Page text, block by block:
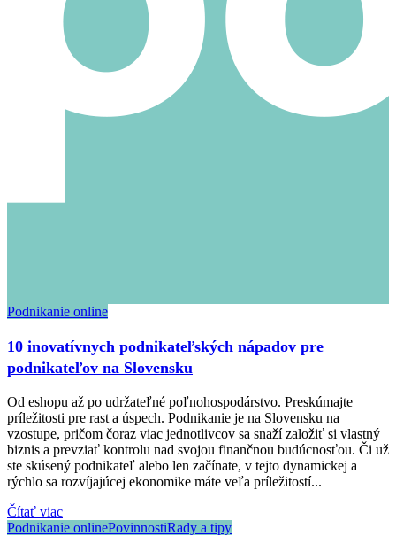
Podnikanie online
10 inovatívnych podnikateľských nápadov pre
podnikateľov na Slovensku
Od eshopu až po udržateľné poľnohospodárstvo. Preskúmajte
príležitosti pre rast a úspech. Podnikanie je na Slovensku na
vzostupe, pričom čoraz viac jednotlivcov sa snaží založiť si vlastný
biznis a prevziať kontrolu nad svojou finančnou budúcnosťou. Či už
ste skúsený podnikateľ alebo len začínate, v tejto dynamickej a
rýchlo sa rozvíjajúcej ekonomike máte veľa príležitostí...
Čítať viac
Podnikanie onlinePovinnostiRady a tipy